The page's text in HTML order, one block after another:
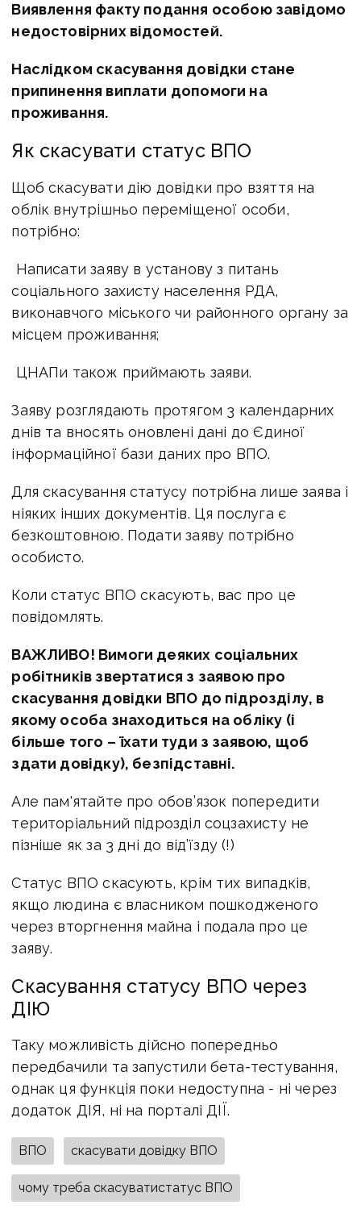
Виявлення факту подання особою завідомо
недостовірних відомостей.
Наслідком скасування довідки стане
припинення виплати допомоги на
проживання.
Як скасувати статус ВПО
Щоб скасувати дію довідки про взяття на
облік внутрішньо переміщеної особи,
потрібно:
Написати заяву в установу з питань
соціального захисту населення РДА,
виконавчого міського чи районного органу за
місцем проживання;
ЦНАПи також приймають заяви.
Заяву розглядають протягом 3 календарних
днів та вносять оновлені дані до Єдиної
інформаційної бази даних про ВПО.
Для скасування статусу потрібна лише заява і
ніяких інших документів. Ця послуга є
безкоштовною. Подати заяву потрібно
особисто.
Коли статус ВПО скасують, вас про це
повідомлять.
ВАЖЛИВО! Вимоги деяких соціальних
робітників звертатися з заявою про
скасування довідки ВПО до підрозділу, в
якому особа знаходиться на обліку (і
більше того – їхати туди з заявою, щоб
здати довідку), безпідставні.
Але пам'ятайте про обов’язок попередити
територіальний підрозділ соцзахисту не
пізніше як за 3 дні до від’їзду (!)
Статус ВПО скасують, крім тих випадків,
якщо людина є власником пошкодженого
через вторгнення майна і подала про це
заяву.
Скасування статусу ВПО через
ДІЮ
Таку можливість дійсно попередньо
передбачили та запустили бета-тестування,
однак ця функція поки недоступна - ні через
додаток ДІЯ, ні на порталі ДІЇ.
ВПО скасувати довідку ВПО
чому треба скасуватистатус ВПО